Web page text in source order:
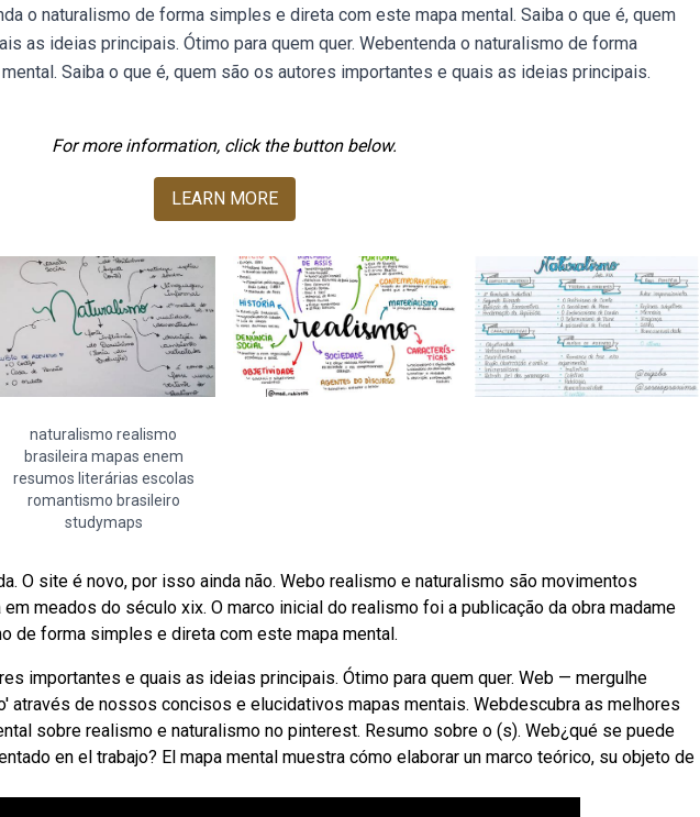
o naturalismo de forma simples e direta com este mapa mental. Saiba o que é, quem
as ideias principais. Ótimo para quem quer. Webentenda o naturalismo de forma
Saiba o que é, quem são os autores importantes e quais as ideias principais.
For more information, click the button below.
LEARN MORE
naturalismo realismo
brasileira mapas enem
resumos literárias escolas
romantismo brasileiro
studymaps
O site é novo, por isso ainda não. Webo realismo e naturalismo são movimentos
meados do século xix. O marco inicial do realismo foi a publicação da obra madame
de forma simples e direta com este mapa mental.
importantes e quais as ideias principais. Ótimo para quem quer. Web — mergulhe
através de nossos concisos e elucidativos mapas mentais. Webdescubra as melhores
sobre realismo e naturalismo no pinterest. Resumo sobre o (s). Web¿qué se puede
en el trabajo? El mapa mental muestra cómo elaborar un marco teórico, su objeto de